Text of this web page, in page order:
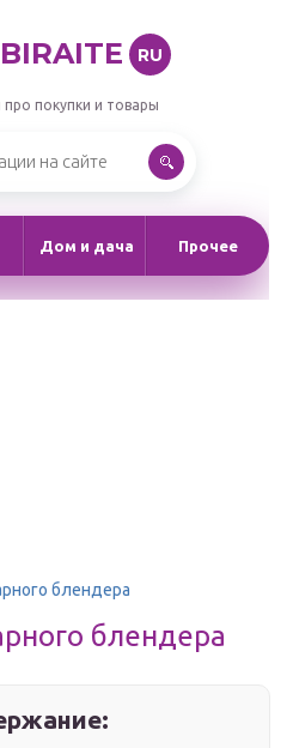
RU
покупки и товары
Дом и дача Прочее
блендера
блендера